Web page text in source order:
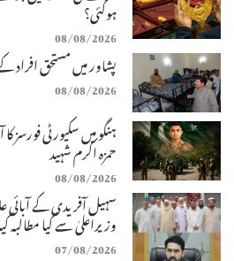
ہوگئی؟
08/08/2026
پشاور میں مستحق افراد
08/08/2026
حمزہ اکرم شہید
08/08/2026
سہیل آفریدی کے آبائی
وزیراعلیٰ سے کیا مطالبہ
07/08/2026